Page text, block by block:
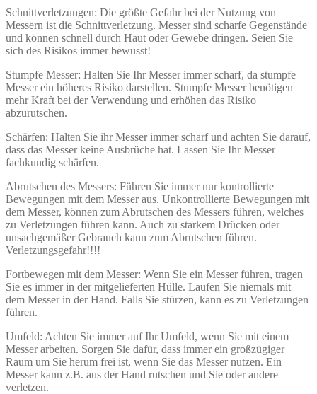
Schnittverletzungen: Die größte Gefahr bei der Nutzung von
Messern ist die Schnittverletzung. Messer sind scharfe Gegenstände
und können schnell durch Haut oder Gewebe dringen. Seien Sie
sich des Risikos immer bewusst!
Stumpfe Messer: Halten Sie Ihr Messer immer scharf, da stumpfe
Messer ein höheres Risiko darstellen. Stumpfe Messer benötigen
mehr Kraft bei der Verwendung und erhöhen das Risiko
abzurutschen.
Schärfen: Halten Sie ihr Messer immer scharf und achten Sie darauf,
dass das Messer keine Ausbrüche hat. Lassen Sie Ihr Messer
fachkundig schärfen.
Abrutschen des Messers: Führen Sie immer nur kontrollierte
Bewegungen mit dem Messer aus. Unkontrollierte Bewegungen mit
dem Messer, können zum Abrutschen des Messers führen, welches
zu Verletzungen führen kann. Auch zu starkem Drücken oder
unsachgemäßer Gebrauch kann zum Abrutschen führen.
Verletzungsgefahr!!!!
Fortbewegen mit dem Messer: Wenn Sie ein Messer führen, tragen
Sie es immer in der mitgelieferten Hülle. Laufen Sie niemals mit
dem Messer in der Hand. Falls Sie stürzen, kann es zu Verletzungen
führen.
Umfeld: Achten Sie immer auf Ihr Umfeld, wenn Sie mit einem
Messer arbeiten. Sorgen Sie dafür, dass immer ein großzügiger
Raum um Sie herum frei ist, wenn Sie das Messer nutzen. Ein
Messer kann z.B. aus der Hand rutschen und Sie oder andere
verletzen.